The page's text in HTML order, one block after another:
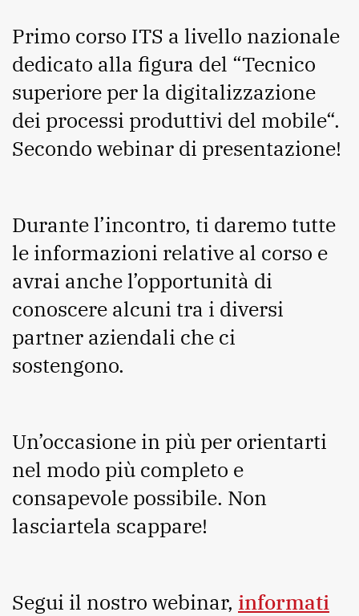
Primo corso ITS a livello nazionale
dedicato alla figura del “Tecnico
superiore per la digitalizzazione
dei processi produttivi del mobile“.
Secondo webinar di presentazione!
Durante l’incontro, ti daremo tutte
le informazioni relative al corso e
avrai anche l’opportunità di
conoscere alcuni tra i diversi
partner aziendali che ci
sostengono.
Un’occasione in più per orientarti
nel modo più completo e
consapevole possibile. Non
lasciartela scappare!
Segui il nostro webinar, informati